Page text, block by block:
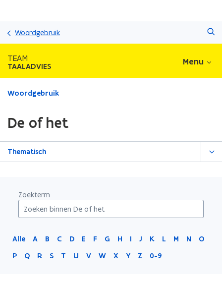
Woordgebruik
TEAM
TAALADVIES Menu
Gedaan
zich
op:
De
Woordgebruik
De of het
Thematisch
Zoekterm
Alle A B C D E F G H I J K L M N
O
P
Q R S T U V W X Y Z 0-9